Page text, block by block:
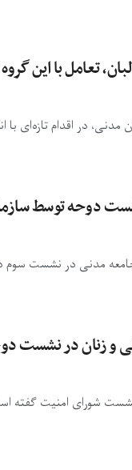
تعامل با این
در اقدام تازه‌ای با
دوحه توسط
مدنی در نشست
و زنان در نشست
شورای امنیت